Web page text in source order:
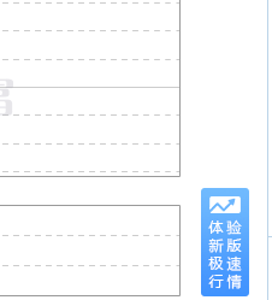
数1796.43万股，质押总笔数2笔
数1796.43万股，质押总笔数2笔
担保的进展公告》